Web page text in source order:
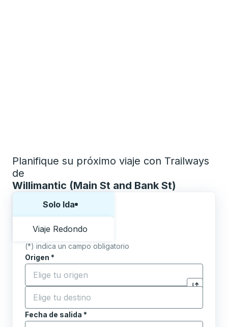
Planifique su próximo viaje con Trailways
de
Willimantic (Main St and Bank St)
Solo Ida
Viaje Redondo
(*) indica un campo obligatorio
Origen *
Comience a escribir la ciudad de origen para abrir
Haga clic
Destino *
Comience a escribir la ciudad de destino para abrir
Fecha de salida *
Escriba la fecha en formato de fecha Barra diagonal